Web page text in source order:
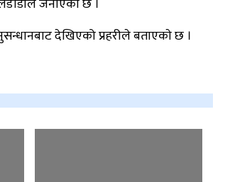
देखिएको प्रहरीले बताएकाे छ ।